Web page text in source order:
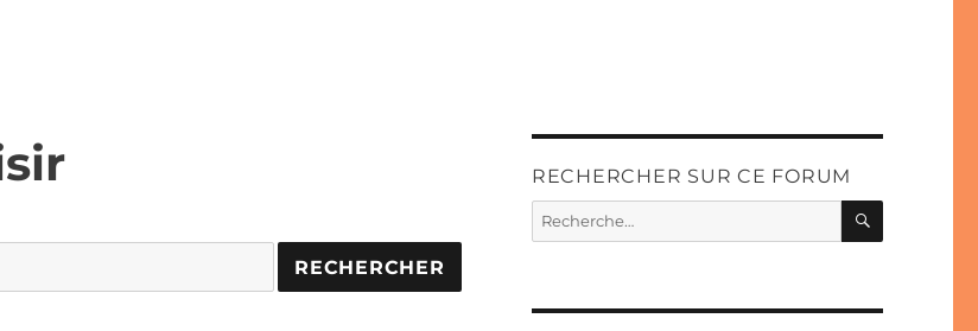
RECHERCHER SUR CE FORUM
Recherche
pour :